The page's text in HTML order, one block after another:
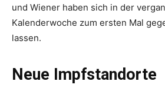
und Wiener haben sich in der
Kalenderwoche zum ersten Mal
lassen.
Neue Impfstandorte